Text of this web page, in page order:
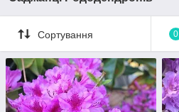
Сортування 0